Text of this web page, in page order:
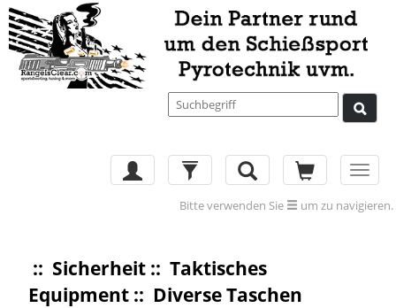
Bitte verwenden Sie um zu navigieren.
:: Sicherheit ::Taktisches
Equipment :: Diverse Taschen